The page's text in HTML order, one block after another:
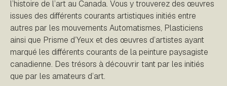
l’histoire de l’art au Canada. Vous y trouverez des œuvres
issues des différents courants artistiques initiés entre
autres par les mouvements Automatismes, Plasticiens
ainsi que Prisme d’Yeux et des œuvres d’artistes ayant
marqué les différents courants de la peinture paysagiste
canadienne. Des trésors à découvrir tant par les initiés
que par les amateurs d’art.